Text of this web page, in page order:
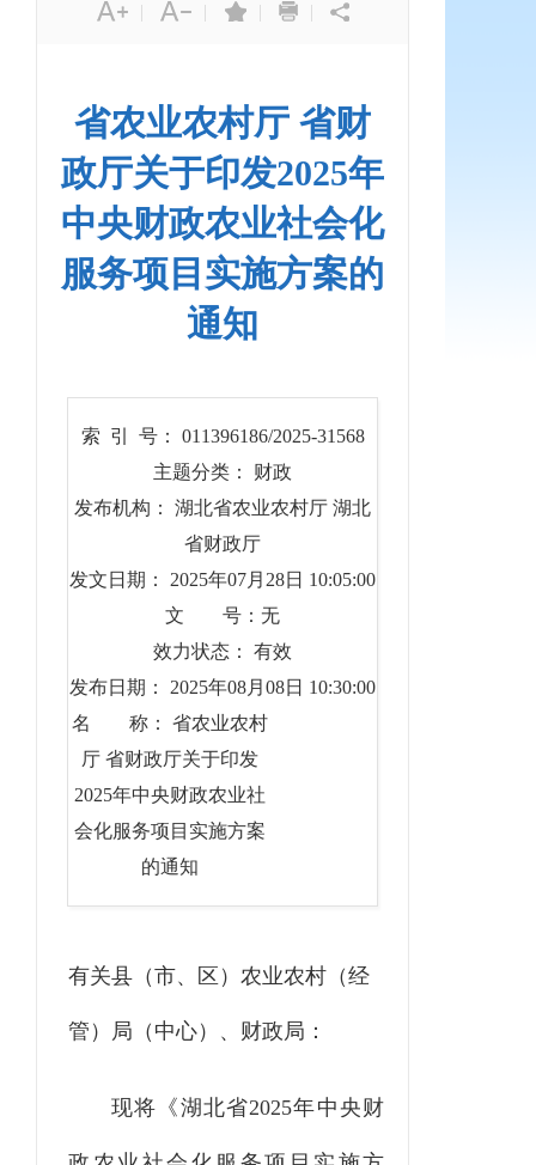
| | | |
省农业农村厅 省财
政厅关于印发2025年
中央财政农业社会化
服务项目实施方案的
通知
索 引 号： 011396186/2025-31568
主题分类： 财政
发布机构： 湖北省农业农村厅 湖北
省财政厅
发文日期： 2025年07月28日 10:05:00
文 号：无
效力状态： 有效
发布日期： 2025年08月08日 10:30:00
名 称： 省农业农村
厅 省财政厅关于印发
2025年中央财政农业社
会化服务项目实施方案
的通知
有关县（市、 区）农业农村 （经
管）局 （ 中心）、 财政局：
现将《湖北省2025年中央财